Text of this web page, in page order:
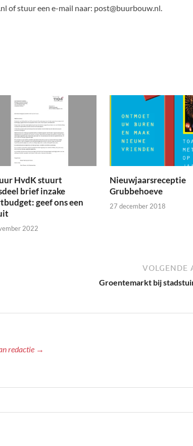
of stuur een e-mail naar: post@buurbouw.nl.
HvdK stuurt
brief inzake
geef ons een
2022
Nieuwjaarsreceptie
Grubbehoeve
27 december 2018
VOLGENDE
Groentemarkt bij
redactie →